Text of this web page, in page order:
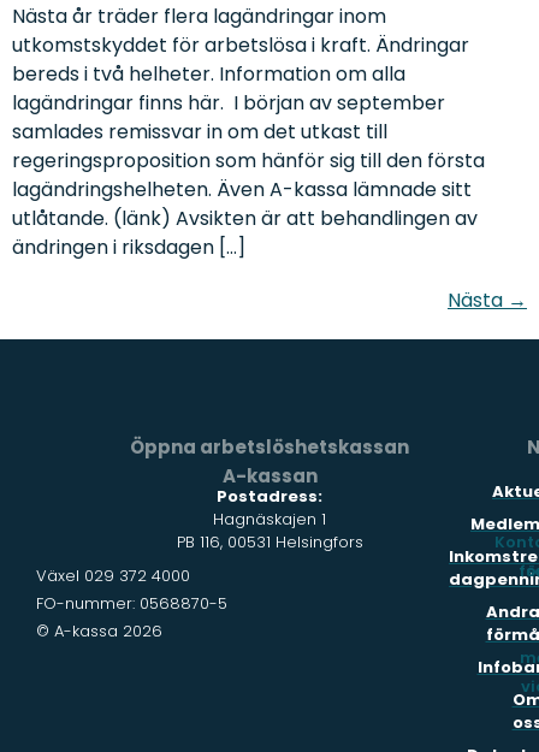
Nästa år träder flera lagändringar inom
utkomstskyddet för arbetslösa i kraft. Ändringar
bereds i två helheter. Information om alla
lagändringar finns här. I början av september
samlades remissvar in om det utkast till
regeringsproposition som hänför sig till den första
lagändringshelheten. Även A-kassa lämnade sitt
utlåtande. (länk) Avsikten är att behandlingen av
ändringen i riksdagen […]
Nästa →
Öppna arbetslöshetskassan
A-kassan
Postadress:
Hagnäskajen 1
PB 116, 00531 Helsingfors
Växel 029 372 4000
FO-nummer: 0568870-5
© A-kassa 2026
Andra